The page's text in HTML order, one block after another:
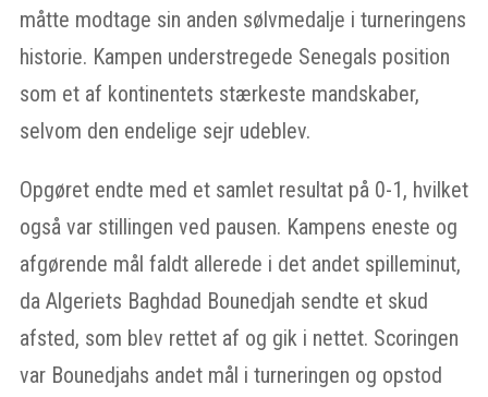
måtte modtage sin anden sølvmedalje i turneringens
historie. Kampen understregede Senegals position
som et af kontinentets stærkeste mandskaber,
selvom den endelige sejr udeblev.
Opgøret endte med et samlet resultat på 0-1, hvilket
også var stillingen ved pausen. Kampens eneste og
afgørende mål faldt allerede i det andet spilleminut,
da Algeriets Baghdad Bounedjah sendte et skud
afsted, som blev rettet af og gik i nettet. Scoringen
var Bounedjahs andet mål i turneringen og opstod